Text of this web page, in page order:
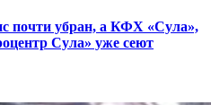
почти убран, а КФХ «Сула»,
Сула» уже сеют